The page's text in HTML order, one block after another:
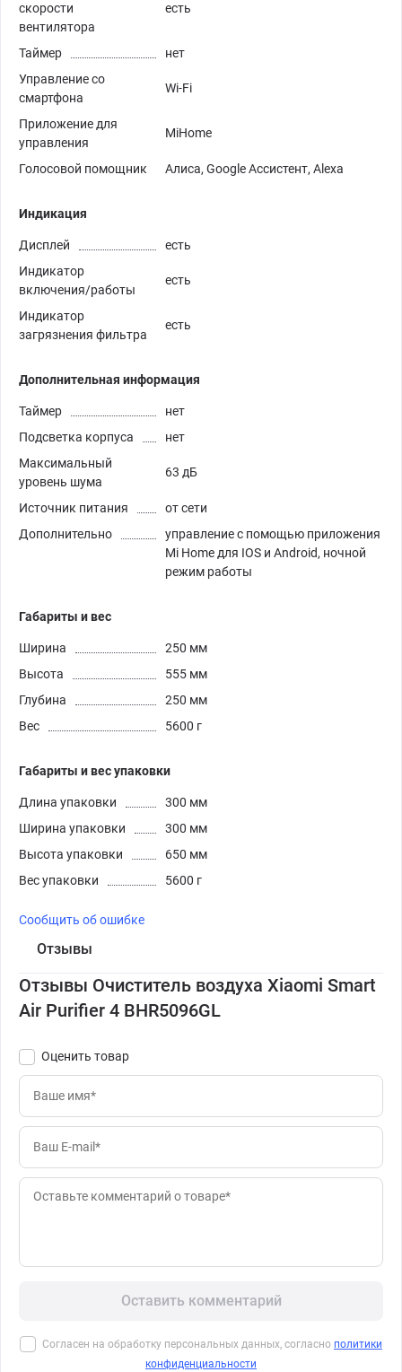
скорости
вентилятора
есть
Таймер
нет
Управление со
смартфона
Wi-Fi
Приложение для
управления
MiHome
Голосовой помощник Алиса, Google Ассистент, Alexa
Индикация
Дисплей
есть
Индикатор
включения/работы
есть
Индикатор
загрязнения фильтра
есть
Дополнительная информация
Таймер
нет
Подсветка корпуса
нет
Максимальный
уровень шума
63 дБ
Источник питания
от сети
Дополнительно
управление с помощью приложения
Mi Home для IOS и Android, ночной
режим работы
Габариты и вес
Ширина
250 мм
Высота
555 мм
Глубина
250 мм
Вес
5600 г
Габариты и вес упаковки
Длина упаковки
300 мм
Ширина упаковки
300 мм
Высота упаковки
650 мм
Вес упаковки
5600 г
Сообщить об ошибке
Отзывы
Отзывы Очиститель воздуха Xiaomi Smart
Air Purifier 4 BHR5096GL
Оценить товар
Оставить комментарий
Согласен на обработку персональных данных, согласно политики
конфиденциальности